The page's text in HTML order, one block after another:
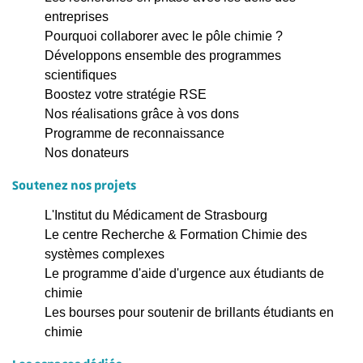
entreprises
Pourquoi collaborer avec le pôle chimie ?
Développons ensemble des programmes
scientifiques
Boostez votre stratégie RSE
Nos réalisations grâce à vos dons
Programme de reconnaissance
Nos donateurs
Soutenez nos projets
L'Institut du Médicament de Strasbourg
Le centre Recherche & Formation Chimie des
systèmes complexes
Le programme d'aide d'urgence aux étudiants de
chimie
Les bourses pour soutenir de brillants étudiants en
chimie